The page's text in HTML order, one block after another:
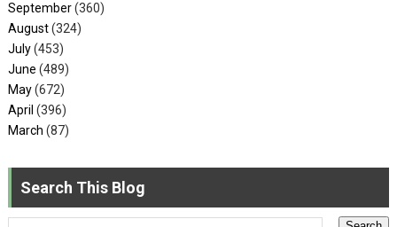
September(360)
August(324)
July(453)
June (489)
May(672)
April (396)
March (87)
Search This Blog